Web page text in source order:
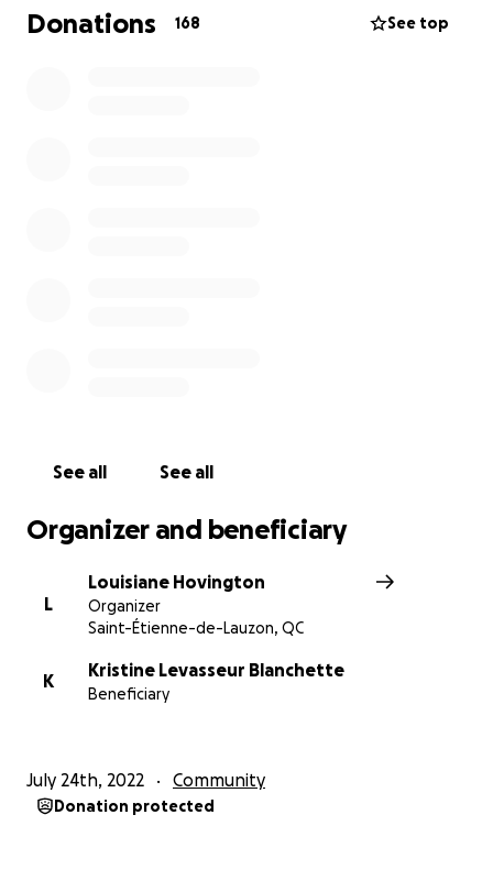
Donations 168 See top
See all See all
Organizer and beneficiary
L
Louisiane Hovington
Organizer
Saint-Étienne-de-Lauzon, QC
K
Kristine Levasseur Blanchette
Beneficiary
July 24th, 2022 Community
Donation protected